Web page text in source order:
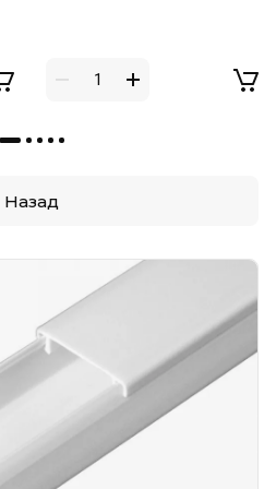
Назад